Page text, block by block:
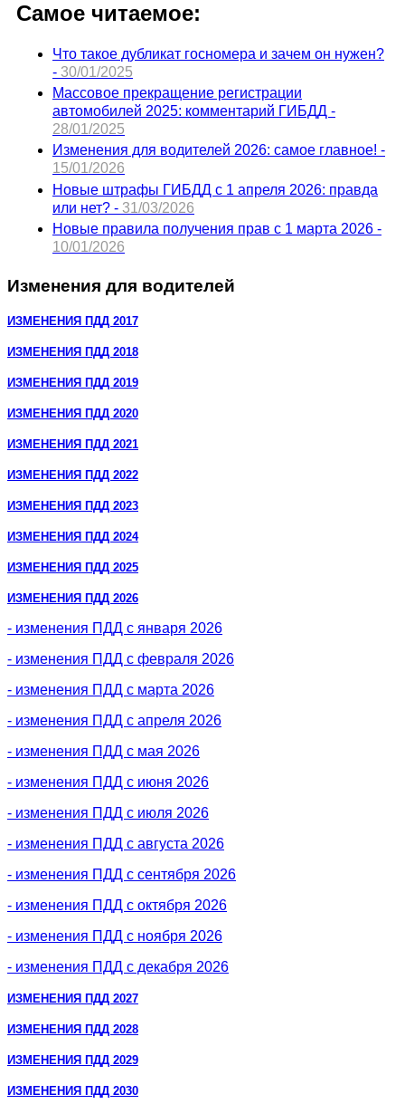
Самое читаемое:
Что такое дубликат госномера и зачем он нужен?
- 30/01/2025
Массовое прекращение регистрации
автомобилей 2025: комментарий ГИБДД -
28/01/2025
Изменения для водителей 2026: самое главное! -
15/01/2026
Новые штрафы ГИБДД с 1 апреля 2026: правда
или нет? - 31/03/2026
Новые правила получения прав с 1 марта 2026 -
10/01/2026
Изменения для водителей
ИЗМЕНЕНИЯ ПДД 2017
ИЗМЕНЕНИЯ ПДД 2018
ИЗМЕНЕНИЯ ПДД 2019
ИЗМЕНЕНИЯ ПДД 2020
ИЗМЕНЕНИЯ ПДД 2021
ИЗМЕНЕНИЯ ПДД 2022
ИЗМЕНЕНИЯ ПДД 2023
ИЗМЕНЕНИЯ ПДД 2024
ИЗМЕНЕНИЯ ПДД 2025
ИЗМЕНЕНИЯ ПДД 2026
- изменения ПДД с января 2026
- изменения ПДД с февраля 2026
- изменения ПДД с марта 2026
- изменения ПДД с апреля 2026
- изменения ПДД с мая 2026
- изменения ПДД с июня 2026
- изменения ПДД с июля 2026
- изменения ПДД с августа 2026
- изменения ПДД с сентября 2026
- изменения ПДД с октября 2026
- изменения ПДД с ноября 2026
- изменения ПДД с декабря 2026
ИЗМЕНЕНИЯ ПДД 2027
ИЗМЕНЕНИЯ ПДД 2028
ИЗМЕНЕНИЯ ПДД 2029
ИЗМЕНЕНИЯ ПДД 2030